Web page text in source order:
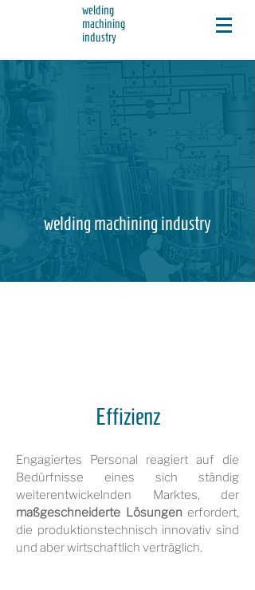
welding
machining
industry
welding machining industry
Effizienz
Engagiertes Personal reagiert auf die
Bedürfnisse eines sich ständig
weiterentwickelnden Marktes, der
maßgeschneiderte Lösungen erfordert,
die produktionstechnisch innovativ sind
und aber wirtschaftlich verträglich.